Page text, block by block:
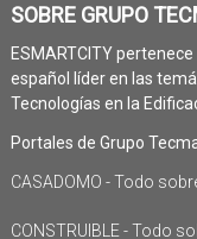
SOBRE GRUPO
ESMARTCITY pertenece
español líder en las
Tecnologías en la
Portales de Grupo
CASADOMO - Todo
CONSTRUIBLE - Todo